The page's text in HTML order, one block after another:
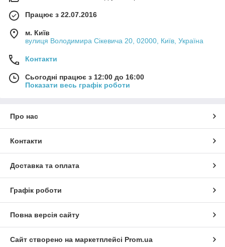
Працює з 22.07.2016
м. Київ
вулиця Володимира Сікевича 20, 02000, Київ, Україна
Контакти
Сьогодні працює з 12:00 до 16:00
Показати весь графік роботи
Про нас
Контакти
Доставка та оплата
Графік роботи
Повна версія сайту
Сайт створено на маркетплейсі Prom.ua